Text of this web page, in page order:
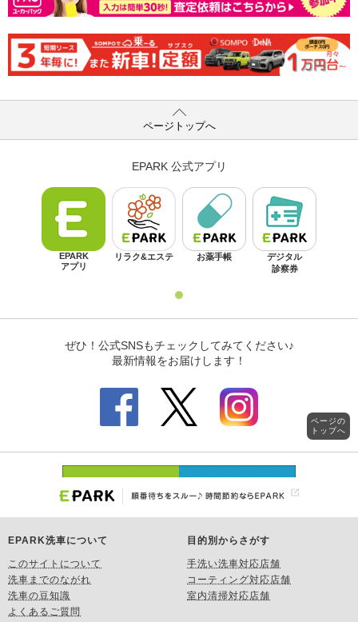
ページトップへ
EPARK洗車について
このサイトについて
洗車までのながれ
洗車の豆知識
よくあるご質問
目的別からさがす
手洗い洗車対応店舗
コーティング対応店舗
室内清掃対応店舗
ページの
トップへ